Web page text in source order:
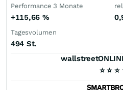
Performance 3 Monate
+115,66 %
Tagesvolumen
494 St.
⭐ ⭐ ⭐